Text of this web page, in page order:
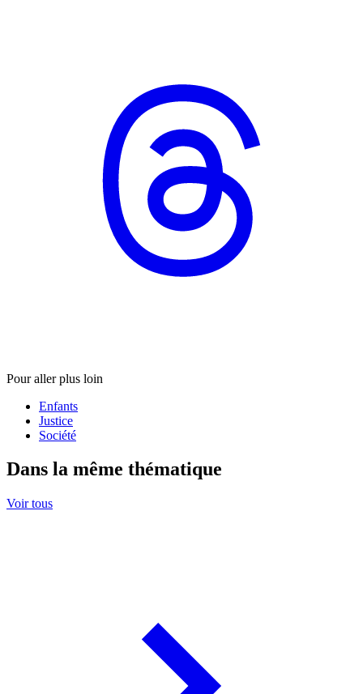
Pour aller plus loin
Enfants
Justice
Société
Dans la même thématique
Voir tous